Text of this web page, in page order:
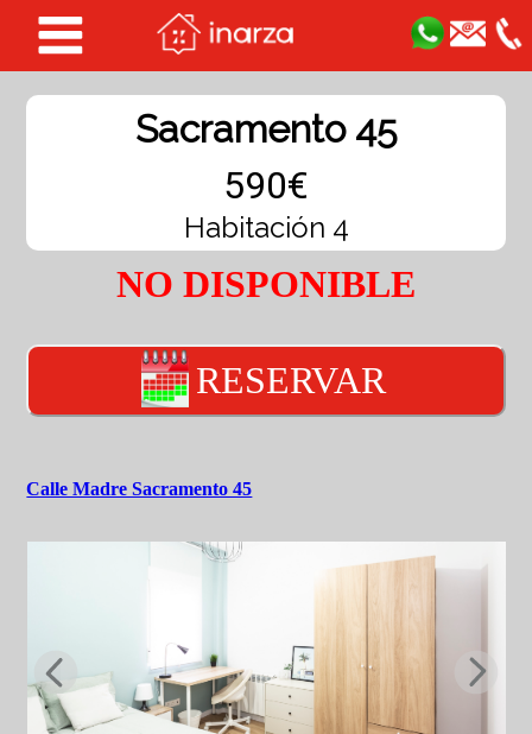
Sacramento 45
590€
Habitación 4
NO DISPONIBLE
RESERVAR
Calle Madre Sacramento 45